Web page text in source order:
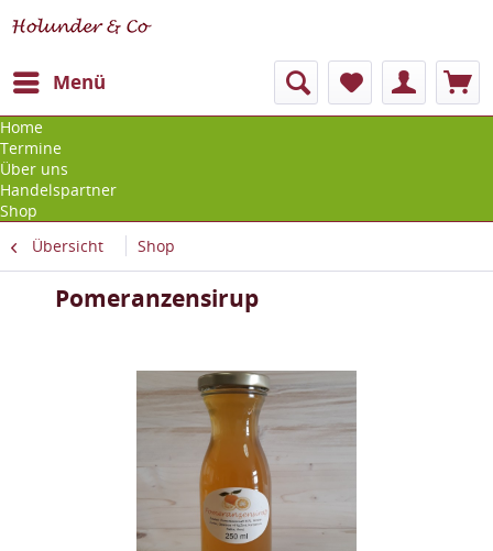
Menü
Home
Termine
Über uns
Handelspartner
Shop
Übersicht
Shop
Pomeranzensirup